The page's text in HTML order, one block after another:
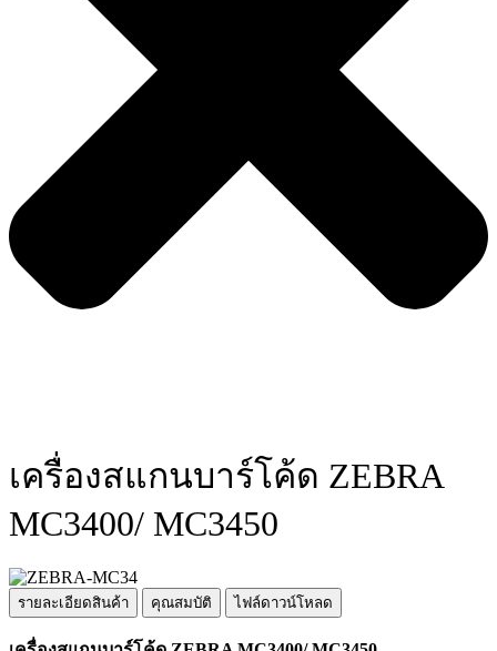
เครื่องสแกนบาร์โค้ด ZEBRA
MC3400/ MC3450
รายละเอียดสินค้า คุณสมบัติ ไฟล์ดาวน์โหลด